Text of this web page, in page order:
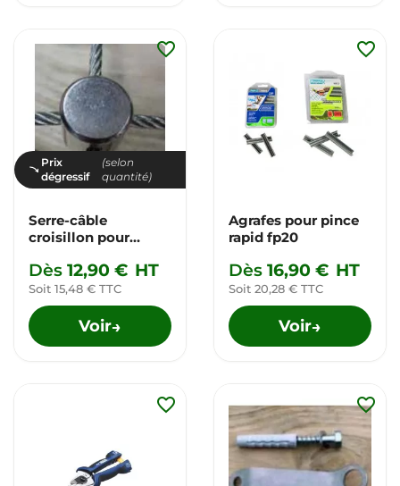
Prix
dégressif
(selon
quantité)
Serre-câble
croisillon pour
Dès 12,90 € HT
Soit 15,48 € TTC
Voir→
favorite_border
Agrafes pour pince
rapid fp20
Dès 16,90 € HT
Soit 20,28 € TTC
Voir→
favorite_border
favorite_border favorite_border